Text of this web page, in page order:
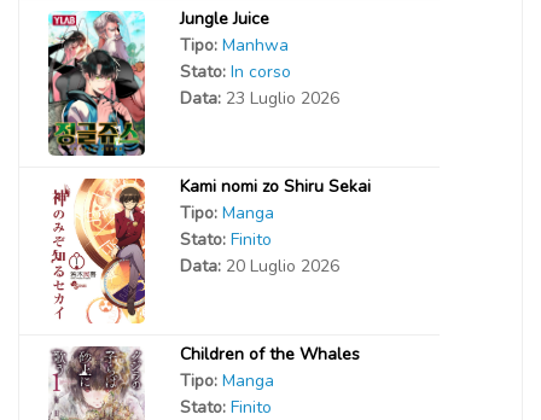
Jungle Juice
Tipo: Manhwa
Stato: In corso
Data: 23 Luglio 2026
Kami nomi zo Shiru Sekai
Tipo: Manga
Stato: Finito
Data: 20 Luglio 2026
Children of the Whales
Tipo: Manga
Stato: Finito